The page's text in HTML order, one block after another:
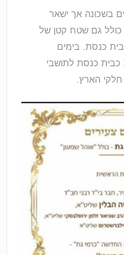
בשכונה אך ישאר
כולל גם שטח קטן של
כנסת. בימים
כנסת לתושבי
הארץ.